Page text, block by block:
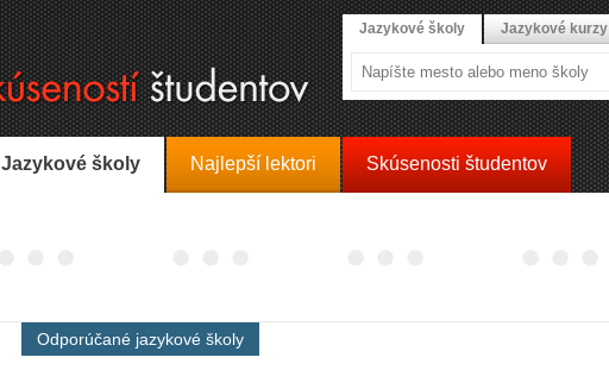
Jazykové školy Najlepší lektori Skúsenosti študentov
Odporúčané jazykové školy
Jazykové školy Jazykové kurzy